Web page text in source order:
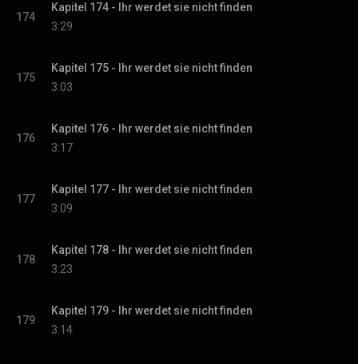
174
Kapitel 174 - Ihr werdet sie nicht finden
3:29
175
Kapitel 175 - Ihr werdet sie nicht finden
3:03
176
Kapitel 176 - Ihr werdet sie nicht finden
3:17
177
Kapitel 177 - Ihr werdet sie nicht finden
3:09
178
Kapitel 178 - Ihr werdet sie nicht finden
3:23
179
Kapitel 179 - Ihr werdet sie nicht finden
3:14